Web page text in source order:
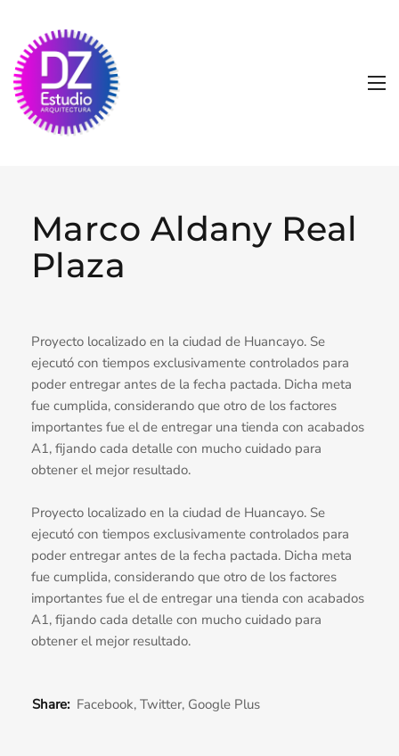
Marco Aldany Real
Plaza
Proyecto localizado en la ciudad de Huancayo. Se
ejecutó con tiempos exclusivamente controlados para
poder entregar antes de la fecha pactada. Dicha meta
fue cumplida, considerando que otro de los factores
importantes fue el de entregar una tienda con acabados
A1, fijando cada detalle con mucho cuidado para
obtener el mejor resultado.
Proyecto localizado en la ciudad de Huancayo. Se
ejecutó con tiempos exclusivamente controlados para
poder entregar antes de la fecha pactada. Dicha meta
fue cumplida, considerando que otro de los factores
importantes fue el de entregar una tienda con acabados
A1, fijando cada detalle con mucho cuidado para
obtener el mejor resultado.
Share: Facebook, Twitter, Google Plus